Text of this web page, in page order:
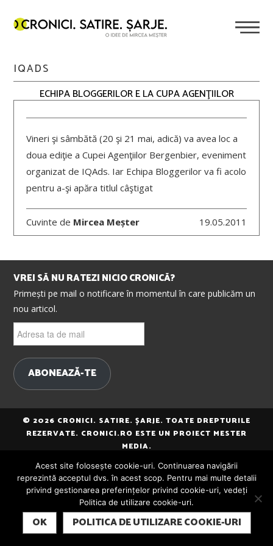
IQADS
ECHIPA BLOGGERILOR E LA CUPA AGENŢIILOR
Vineri şi sâmbătă (20 şi 21 mai, adică) va avea loc a
doua ediţie a Cupei Agenţiilor Bergenbier, eveniment
organizat de IQAds. Iar Echipa Bloggerilor va fi acolo
pentru a-şi apăra titlul câştigat
Cuvinte de Mircea Meșter 19.05.2011
VREI SĂ NU RATEZI NICIO CRONICĂ?
Primești pe mail o notificare în momentul în care publicăm un
nou articol.
ta
mail
ABONEAZĂ-TE
© 2026 CRONICI. SATIRE. ȘARJE. TOATE DREPTURILE
REZERVATE. CRONICI.RO ESTE UN PROIECT MESTER
MEDIA.
SUBSCRIBE
Acest site folosește cookie-uri. Continuarea navigării
reprezintă acceptul dvs. în acest scop. Pentru mai multe detalii
privind gestionarea preferințelor privind cookie-uri, vedeți
Politica de utilizare cookie-uri.
OK POLITICA DE UTILIZARE COOKIE-URI